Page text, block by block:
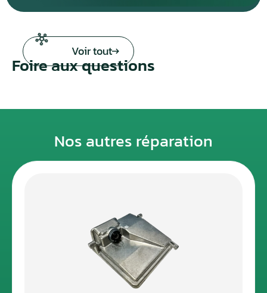
Voir tout
Foire aux questions
Nos autres réparation